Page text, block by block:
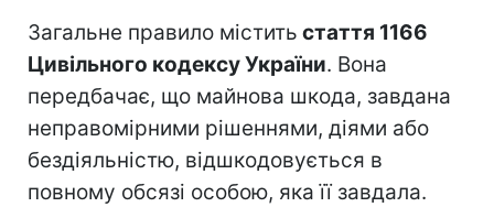
Загальне правило містить стаття 1166
Цивільного кодексу України. Вона
передбачає, що майнова шкода, завдана
неправомірними рішеннями, діями або
бездіяльністю, відшкодовується в
повному обсязі особою, яка її завдала.